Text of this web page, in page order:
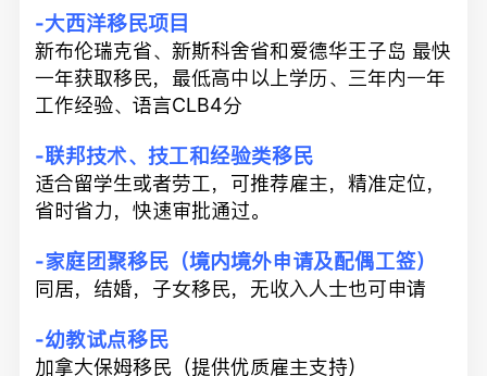
-大西洋移民项目
新布伦瑞克省、新斯科舍省和爱德华王子岛 最快
一年获取移民，最低高中以上学历、三年内一年
工作经验、语言CLB4分
-联邦技术、技工和经验类移民
适合留学生或者劳工，可推荐雇主，精准定位，
省时省力，快速审批通过。
-家庭团聚移民（境内境外申请及配偶工签）
同居，结婚，子女移民，无收入人士也可申请
-幼教试点移民
加拿大保姆移民（提供优质雇主支持）